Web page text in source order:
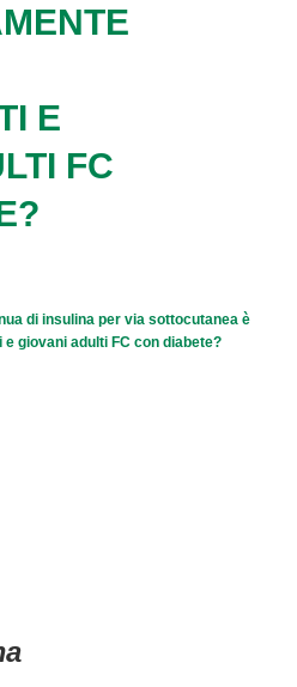
E
FC
di insulina per via sottocutanea è
giovani adulti FC con diabete?